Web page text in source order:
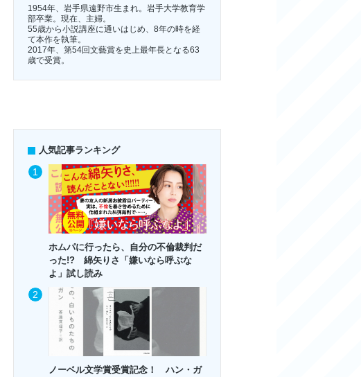
1954年、岩手県遠野市生まれ。岩手大学教育学
部卒業。現在、主婦。
55歳から小説講座に通いはじめ、8年の時を経
て本作を執筆。
2017年、第54回文藝賞を史上最年長となる63
歳で受賞。
人気記事ランキング
ホムパに行ったら、自分の不倫裁判だ
った!? 綿矢りさ「嫌いなら呼ぶな
よ」試し読み
ノーベル文学賞受賞記念！ ハン・ガ